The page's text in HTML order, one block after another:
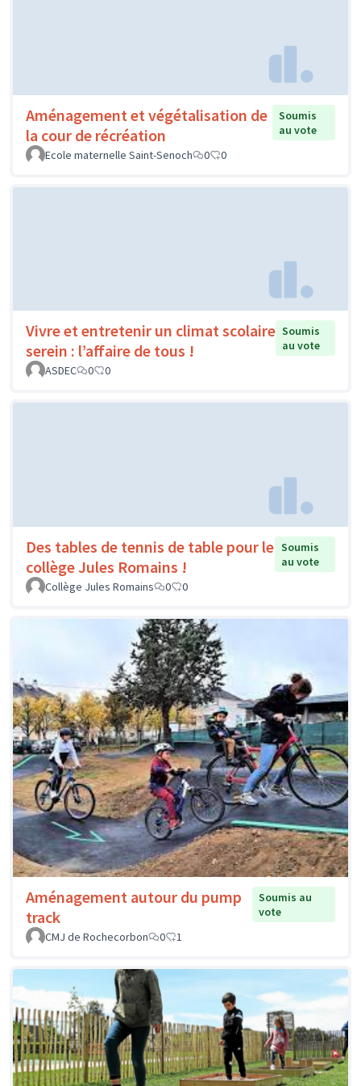
Aménagement et végétalisation de
la cour de récréation
Soumis
au vote
Ecole maternelle Saint-Senoch
0 0
Vivre et entretenir un climat scolaire
serein : l’affaire de tous !
Soumis
au vote
ASDEC
0 0
Des tables de tennis de table pour le
collège Jules Romains !
Soumis
au vote
Collège Jules Romains
0 0
Aménagement autour du pump
track
Soumis au
vote
CMJ de Rochecorbon
0 1